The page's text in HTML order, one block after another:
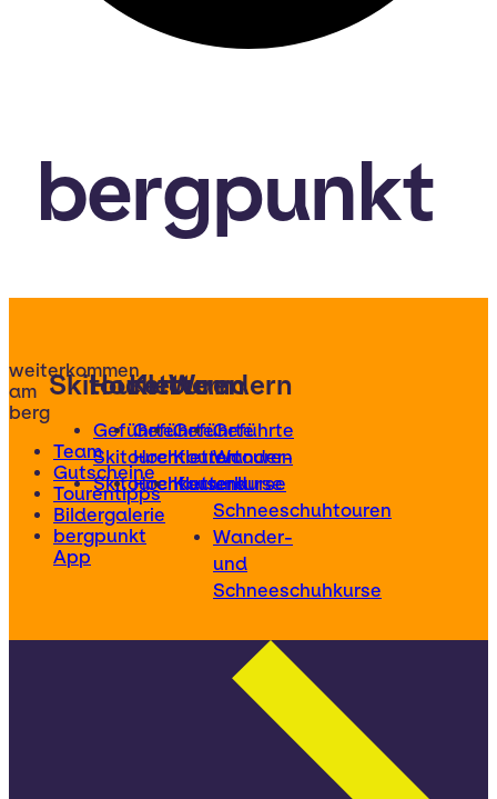
bergpunkt
weiterkommen
am
berg
Team
Gutscheine
Tourentipps
Bildergalerie
bergpunkt
App
Skitouren
Geführte
Skitouren
Skitourenkurse
Hochtouren
Geführte
Hochtouren
Hochtourenkurse
Klettern
Geführte
Klettertouren
Kletterkurse
Wandern
Geführte
Wander-
und
Schneeschuhtouren
Wander-
und
Schneeschuhkurse